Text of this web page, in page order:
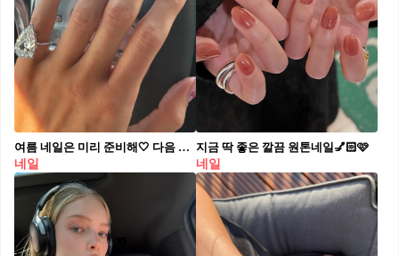
여름 네일은 미리 준비해🤍 다음 네일은 젬스톤 네일 어때요?💎🌟 올여름 자주 보이는 네일은 젬스톤 네일입니다. 투명하거나 내추럴한 베이스 위에 작은 컬러 스톤을 얹어 반짝이는 무드를 더하는 스타일인데요. 과하게 꾸민 느낌보다는 가볍게 포인트를 얹은 듯한 분위기가 더 예쁘게 느껴집니다. 특히 꽃 모양의 알록달록한 스톤 조합은 여름 특유의 산뜻한 무드와도 잘 어울리죠. 데일리 네일에 특별한 포인트를 주고 싶다면, 젬스톤 네일에 도전해보세요.
네일
지금 딱 좋은 깔끔 원톤네일💅🏻🩷
네일